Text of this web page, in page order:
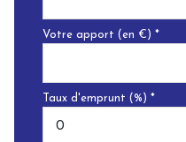
Votre apport (en €) *
Taux d'emprunt (%) *